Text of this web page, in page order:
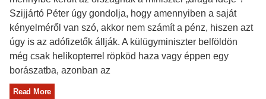
Szijjártó Péter úgy gondolja, hogy amennyiben a saját
kényelméről van szó, akkor nem számít a pénz, hiszen azt
úgy is az adófizetők állják. A külügyminiszter belföldön
még csak helikopterrel röpköd haza vagy éppen egy
borászatba, azonban az
Read More